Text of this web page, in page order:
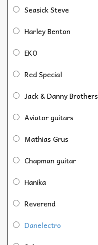
Seasick Steve
Harley Benton
EKO
Red Special
Jack & Danny Brothers
Aviator guitars
Mathias Grus
Chapman guitar
Hanika
Reverend
Danelectro